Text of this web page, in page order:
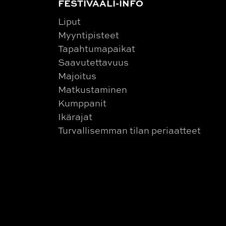
FESTIVAALI-INFO
Liput
Myyntipisteet
Tapahtumapaikat
Saavutettavuus
Majoitus
Matkustaminen
Kumppanit
Ikärajat
Turvallisemman tilan periaatteet